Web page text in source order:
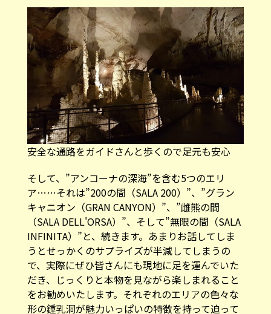
安全な通路をガイドさんと歩くので足元も安心
そして、”アンコーナの深海”を含む5つのエリ
ア……それは”200の間（SALA 200）”、”グラン
キャニオン（GRAN CANYON）”、”雌熊の間
（SALA DELL'ORSA）”、そして”無限の間（SALA
INFINITA）”と、続きます。あまりお話してしま
うとせっかくのサプライズが半減してしまうの
で、実際にぜひ皆さんにも現地に足を運んでいた
だき、じっくりと本物を見ながら楽しまれること
をお勧めいたします。それぞれのエリアの色々な
形の鍾乳洞が魅力いっぱいの特徴を持って迫って